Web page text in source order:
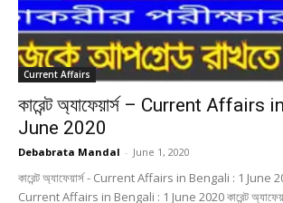
Current Affairs
কারেন্ট অ্যাফেয়ার্স – Current Affairs
June 2020
Debabrata Mandal - June 1, 2020
কারেন্ট অ্যাফেয়ার্স - Current Affairs in Bengali : 1 June
Current Affairs in Bengali : 1 June 2020 কারেন্ট